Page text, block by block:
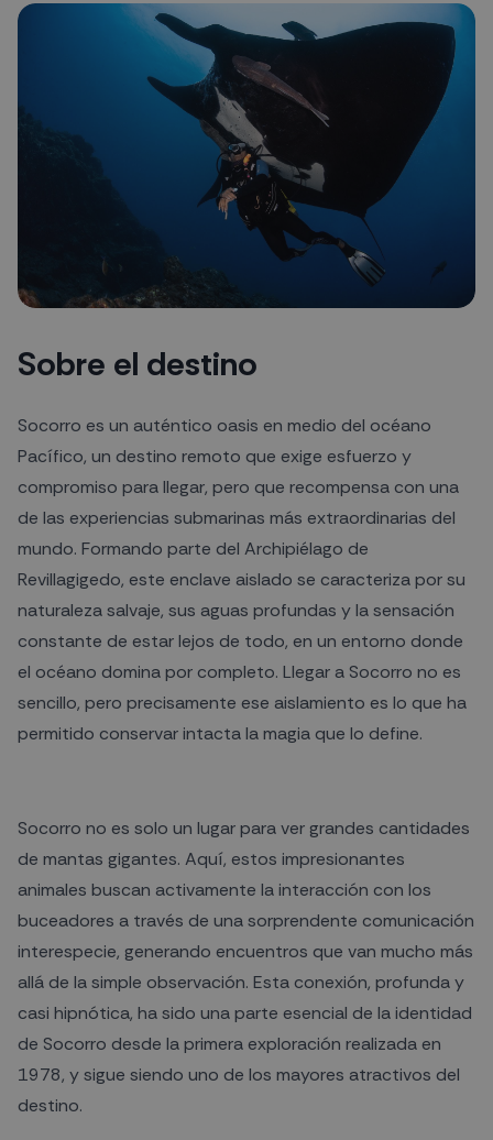
Sobre el destino
Socorro es un auténtico oasis en medio del océano
Pacífico, un destino remoto que exige esfuerzo y
compromiso para llegar, pero que recompensa con una
de las experiencias submarinas más extraordinarias del
mundo. Formando parte del Archipiélago de
Revillagigedo, este enclave aislado se caracteriza por su
naturaleza salvaje, sus aguas profundas y la sensación
constante de estar lejos de todo, en un entorno donde
el océano domina por completo. Llegar a Socorro no es
sencillo, pero precisamente ese aislamiento es lo que ha
permitido conservar intacta la magia que lo define.
Socorro no es solo un lugar para ver grandes cantidades
de mantas gigantes. Aquí, estos impresionantes
animales buscan activamente la interacción con los
buceadores a través de una sorprendente comunicación
interespecie, generando encuentros que van mucho más
allá de la simple observación. Esta conexión, profunda y
casi hipnótica, ha sido una parte esencial de la identidad
de Socorro desde la primera exploración realizada en
1978, y sigue siendo uno de los mayores atractivos del
destino.